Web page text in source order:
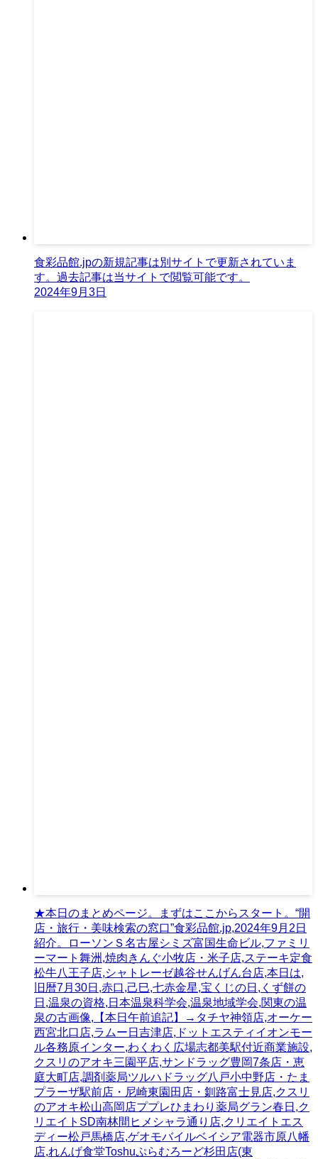
食彩品館.jpの新規記事は別サイトで更新されていま
す。過去記事は当サイトで閲覧可能です。
2024年9月3日
★本日のまとめページ。まずはここからスタート。“開
店・旅行・美味検索の窓口”食彩品館.jp,2024年9月2日
紹介。ローソンＳ名古屋シミズ富国生命ビル,ファミリ
ーマート舞洲,焼肉きんぐ小牧店・米子店,ステーキ定食
松牛八王子店,シャトレーゼ越谷せんげん台店,本日は,
旧暦7月30日,赤口,己巳,七赤金星,宝くじの日,くず餅の
日,温泉の資格,日本温泉科学会,温泉地域学会,関東の温
泉の古画像,【本日午前追記】→タチヤ神領店,オーケー
西宮北口店,ラムー日吉津店,ドットエスティイオンモー
ル各務原インター,わくわく広場志都美駅付近商業施設,
クスリのアオキ三園平店,サンドラッグ豊岡7条店・恵
庭大町店,調剤薬局ツルハドラッグ八戸小中野店・たま
プラーザ駅前店・尼崎東園田店・釧路富士見店,クスリ
のアオキ松山高岡店ププレひまわり薬局グラン春日,ク
リエイトSD南林間ヒメシャラ通り店,クリエイトエス
ディー松戸馬橋店,ゲオモバイルベイシア電器市原八幡
店,れんげ食堂Toshuぷらむろーど杉田店(東